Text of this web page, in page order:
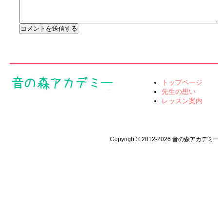
トップページ
先生の想い
レッスン案内
Copyright© 2012-2026 音の森アカデミ